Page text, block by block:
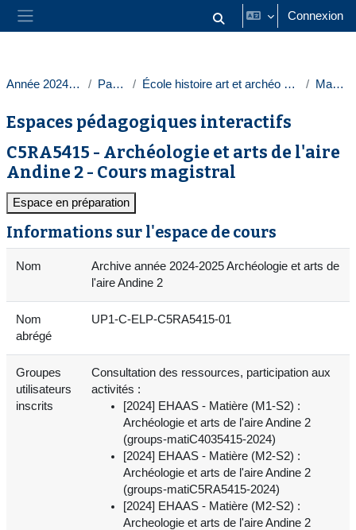
Passer au contenu principal
Panneau latéral Activer/désactiver la saisie
Connexion
Année 2024-2025 Paris 1 École histoire art et archéo Sorbonne Masters
Espaces pédagogiques interactifs
C5RA5415 - Archéologie et arts de l'aire
Andine 2 - Cours magistral
Espace en préparation
Informations sur l'espace de cours
Nom
Archive année 2024-2025 Archéologie et arts de
l'aire Andine 2
Nom
abrégé
UP1-C-ELP-C5RA5415-01
Groupes
utilisateurs
inscrits
Consultation des ressources, participation aux
activités :
[2024] EHAAS - Matière (M1-S2) :
Archéologie et arts de l'aire Andine 2
(groups-matiC4035415-2024)
[2024] EHAAS - Matière (M2-S2) :
Archéologie et arts de l'aire Andine 2
(groups-matiC5RA5415-2024)
[2024] EHAAS - Matière (M2-S2) :
Archeologie et arts de l'aire Andine 2